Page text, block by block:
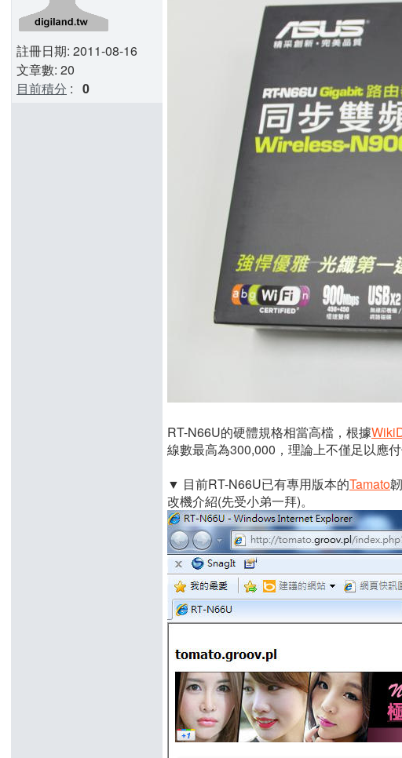
註冊日期: 2011-08-16
文章數: 20
目前積分 : 0
RT-N66U的硬體規格相當高檔，根據
線數最高為300,000，理論上不僅足以應
▼ 目前RT-N66U已有專用版本的Tamato
改機介紹(先受小弟一拜)。